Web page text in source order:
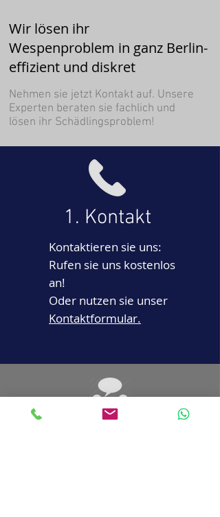
Wir lösen ihr
Wespenproblem in ganz Berlin-
effizient und diskret
Nehmen sie jetzt Kontakt auf. Unsere
Experten beraten sie fachlich und
lösen ihr Schädlingsproblem!
1. Kontakt
Kontaktieren sie uns:
Rufen sie uns kostenlos
an!
Oder nutzen sie unser
Kontaktformular.